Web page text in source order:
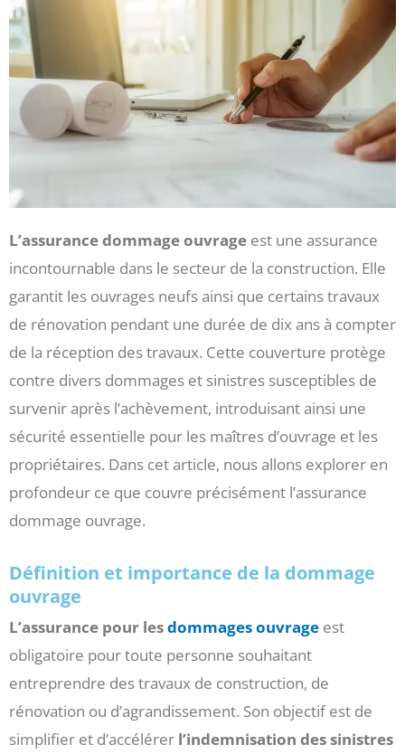
L’assurance dommage ouvrage est une assurance
incontournable dans le secteur de la construction. Elle
garantit les ouvrages neufs ainsi que certains travaux
de rénovation pendant une durée de dix ans à compter
de la réception des travaux. Cette couverture protège
contre divers dommages et sinistres susceptibles de
survenir après l’achèvement, introduisant ainsi une
sécurité essentielle pour les maîtres d’ouvrage et les
propriétaires. Dans cet article, nous allons explorer en
profondeur ce que couvre précisément l’assurance
dommage ouvrage.
Définition et importance de la dommage
ouvrage
L’assurance pour lesdommages ouvrage est
obligatoire pour toute personne souhaitant
entreprendre des travaux de construction, de
rénovation ou d’agrandissement. Son objectif est de
simplifier et d’accélérer l’indemnisation des sinistres